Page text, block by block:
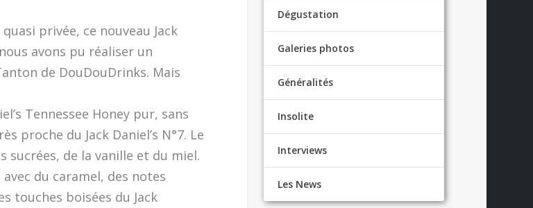
privée, ce nouveau Jack
avons pu réaliser un
de DouDouDrinks. Mais
Tennessee Honey pur, sans
proche du Jack Daniel’s N°7. Le
sucrées, de la vanille et du miel.
du caramel, des notes
touches boisées du Jack
Dégustation
Galeries photos
Généralités
Insolite
Interviews
Les News